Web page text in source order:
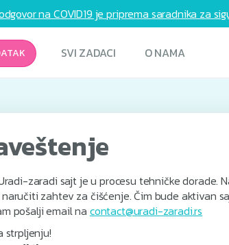
SVI ZADACI O NAMA
na COVID19 je priprema saradnika za
zaradi sajt je u procesu tehničke dorade.
zahtev za čišćenje. Čim bude aktivan
pošalji email na contact@uradi-zaradi.rs
strpljenju!